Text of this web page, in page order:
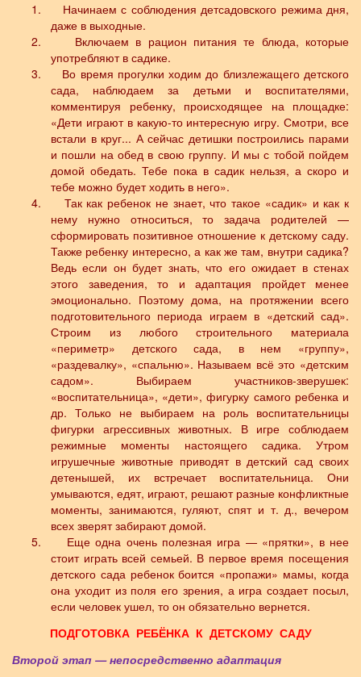
1.
Начинаем с соблюдения детсадовского режима дня,
даже в выходные.
2.
Включаем в рацион питания те блюда, которые
употребляют в садике.
3.
Во время прогулки ходим до близлежащего детского
сада, наблюдаем за детьми и воспитателями,
комментируя ребенку, происходящее на площадке:
«Дети играют в какую-то интересную игру. Смотри, все
встали в круг... А сейчас детишки построились парами
и пошли на обед в свою группу. И мы с тобой пойдем
домой обедать. Тебе пока в садик нельзя, а скоро и
тебе можно будет ходить в него».
4.
Так как ребенок не знает, что такое «садик» и как к
нему нужно относиться, то задача родителей —
сформировать позитивное отношение к детскому саду.
Также ребенку интересно, а как же там, внутри садика?
Ведь если он будет знать, что его ожидает в стенах
этого заведения, то и адаптация пройдет менее
эмоционально. Поэтому дома, на протяжении всего
подготовительного периода играем в «детский сад».
Строим из любого строительного материала
«периметр» детского сада, в нем «группу»,
«раздевалку», «спальню». Называем всё это «детским
садом». Выбираем участников-зверушек:
«воспитательница», «дети», фигурку самого ребенка и
др. Только не выбираем на роль воспитательницы
фигурки агрессивных животных. В игре соблюдаем
режимные моменты настоящего садика. Утром
игрушечные животные приводят в детский сад своих
детенышей, их встречает воспитательница. Они
умываются, едят, играют, решают разные конфликтные
моменты, занимаются, гуляют, спят и т. д., вечером
всех зверят забирают домой.
5.
Еще одна очень полезная игра — «прятки», в нее
стоит играть всей семьей. В первое время посещения
детского сада ребенок боится «пропажи» мамы, когда
она уходит из поля его зрения, а игра создает посыл,
если человек ушел, то он обязательно вернется.
ПОДГОТОВКА РЕБЁНКА К ДЕТСКОМУ САДУ
Второй этап — непосредственно адаптация